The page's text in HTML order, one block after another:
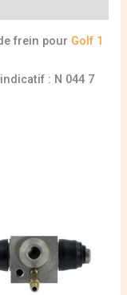
frein pour Golf 1
: N 044 7